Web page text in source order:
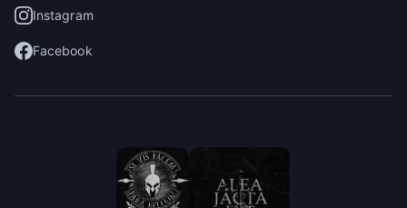
Instagram
Facebook